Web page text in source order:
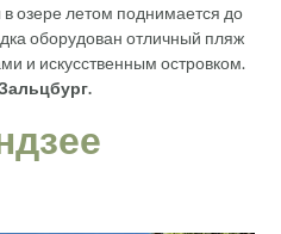
озере летом поднимается до
оборудован отличный пляж
и искусственным островком.